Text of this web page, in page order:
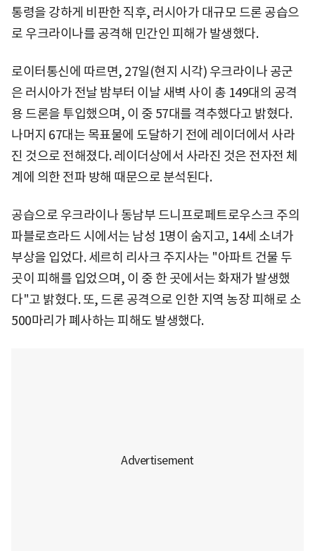
통령을 강하게 비판한 직후, 러시아가 대규모 드론 공습으
로 우크라이나를 공격해 민간인 피해가 발생했다.
로이터통신에 따르면, 27일(현지 시각) 우크라이나 공군
은 러시아가 전날 밤부터 이날 새벽 사이 총 149대의 공격
용 드론을 투입했으며, 이 중 57대를 격추했다고 밝혔다.
나머지 67대는 목표물에 도달하기 전에 레이더에서 사라
진 것으로 전해졌다. 레이더상에서 사라진 것은 전자전 체
계에 의한 전파 방해 때문으로 분석된다.
공습으로 우크라이나 동남부 드니프로페트로우스크 주의
파블로흐라드 시에서는 남성 1명이 숨지고, 14세 소녀가
부상을 입었다. 세르히 리사크 주지사는 "아파트 건물 두
곳이 피해를 입었으며, 이 중 한 곳에서는 화재가 발생했
다"고 밝혔다. 또, 드론 공격으로 인한 지역 농장 피해로 소
500마리가 폐사하는 피해도 발생했다.